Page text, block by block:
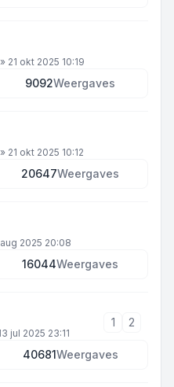
» 21 okt 2025 10:19
9092Weergaves
» 21 okt 2025 10:12
20647Weergaves
2025 20:08
16044Weergaves
jul 2025 23:11
1 2
40681Weergaves